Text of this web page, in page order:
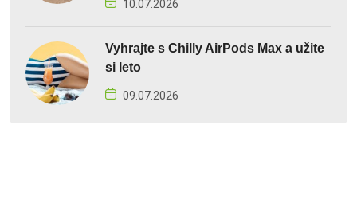
10.07.2026
Vyhrajte s Chilly AirPods Max a užite
si leto
09.07.2026